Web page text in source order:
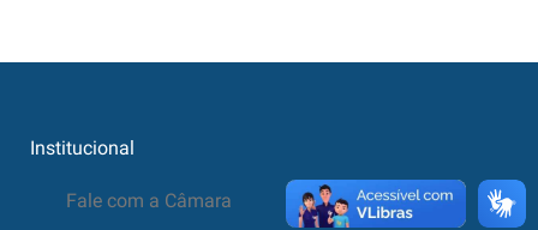
Institucional
Fale com a Câmara